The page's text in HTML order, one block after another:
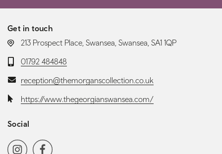
Get in touch
LOCATION:
213 Prospect Place, Swansea, Swansea, SA1 1QP
Telephone:
01792 484848
Email:reception@themorganscollection.co.uk
Website:https://www.thegeorgianswansea.com/
Social
Social media navigation
InstagramFacebook